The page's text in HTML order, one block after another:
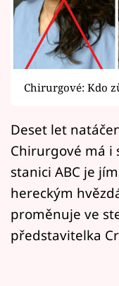
Horoskopy
Sledujte
Filmový
Pořady
Mámy sobě
Přihlášení
Chirurgové: Kdo
Deset let
Chirurgové má i
stanici ABC je
hereckým
proměnuje ve
představitelka